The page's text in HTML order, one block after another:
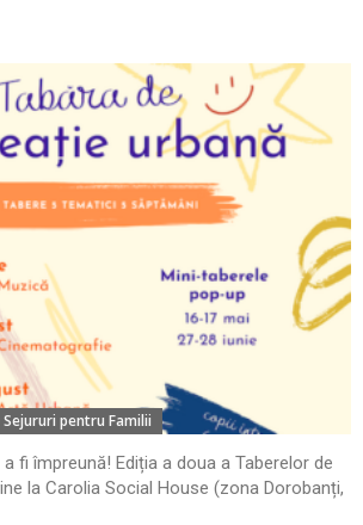
pentru Familii
fi împreună! Ediția a doua a Taberelor de
la Carolia Social House (zona Dorobanți,